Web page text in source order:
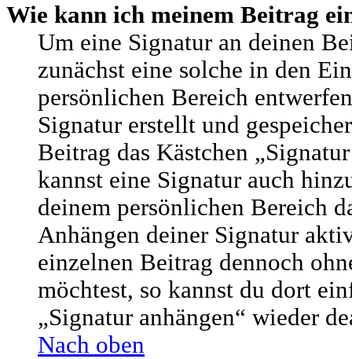
Wie kann ich meinem Beitrag
Um eine Signatur an deinen
zunächst eine solche in den
persönlichen Bereich
Signatur erstellt und
Beitrag das Kästchen
kannst eine Signatur auch
deinem persönlichen Bereich
Anhängen deiner Signatur
einzelnen Beitrag dennoch
möchtest, so kannst du dort
„Signatur anhängen“ wieder
Nach oben